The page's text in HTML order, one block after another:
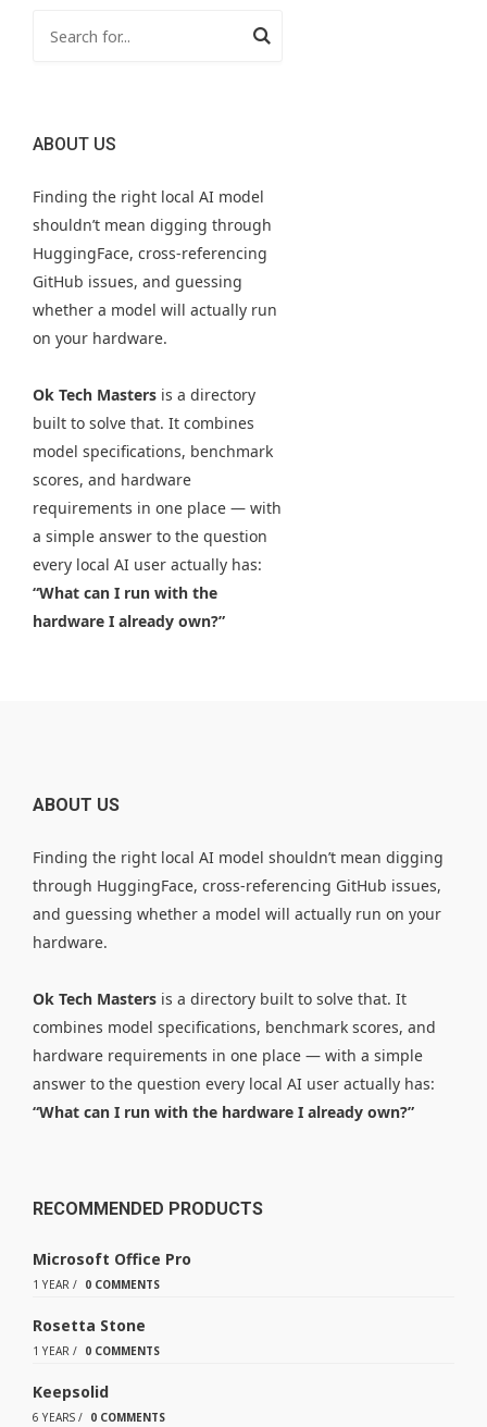
ABOUT US
Finding the right local AI model
shouldn’t mean digging through
HuggingFace, cross-referencing
GitHub issues, and guessing
whether a model will actually run
on your hardware.
Ok Tech Masters is a directory
built to solve that. It combines
model specifications, benchmark
scores, and hardware
requirements in one place — with
a simple answer to the question
every local AI user actually has:
“What can I run with the
hardware I already own?”
ABOUT US
Finding the right local AI model shouldn’t mean digging
through HuggingFace, cross-referencing GitHub issues,
and guessing whether a model will actually run on your
hardware.
Ok Tech Masters is a directory built to solve that. It
combines model specifications, benchmark scores, and
hardware requirements in one place — with a simple
answer to the question every local AI user actually has:
“What can I run with the hardware I already own?”
RECOMMENDED PRODUCTS
Microsoft Office Pro
1 YEAR / 0 COMMENTS
Rosetta Stone
1 YEAR / 0 COMMENTS
Keepsolid
6 YEARS / 0 COMMENTS